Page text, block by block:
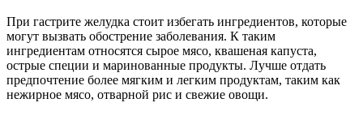
При гастрите желудка стоит избегать ингредиентов, которые
могут вызвать обострение заболевания. К таким
ингредиентам относятся сырое мясо, квашеная капуста,
острые специи и маринованные продукты. Лучше отдать
предпочтение более мягким и легким продуктам, таким как
нежирное мясо, отварной рис и свежие овощи.